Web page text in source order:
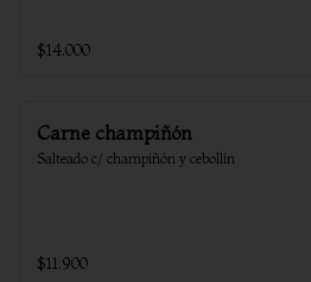
$14.000
Carne champiñón
Salteado c/ champiñón y cebollín
$11.900